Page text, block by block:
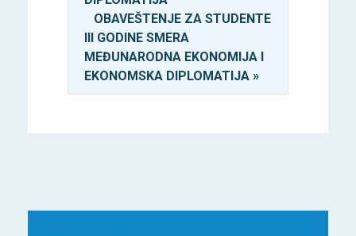
OBAVEŠTENJE ZA STUDENTE
III GODINE SMERA
MEĐUNARODNA EKONOMIJA I
EKONOMSKA DIPLOMATIJA »